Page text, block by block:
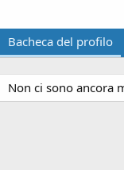
Bacheca del profilo
Non ci sono ancora